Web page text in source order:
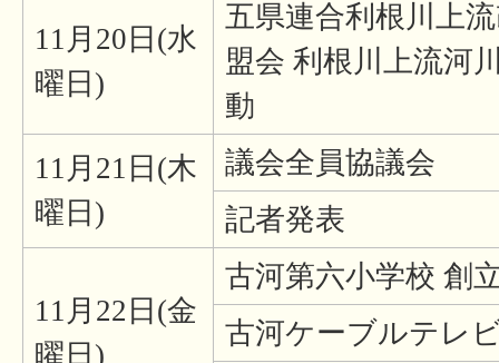
11月20日(水
曜日)
五県連合利根川上
盟会 利根川上流河
動
11月21日(木
曜日)
議会全員協議会
記者発表
11月22日(金
曜日)
古河第六小学校 創
古河ケーブルテレ